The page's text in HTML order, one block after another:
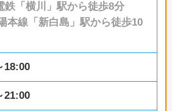
鉄「横川」駅から徒歩8分
本線「新白島」駅から徒歩10
18:00
21:00